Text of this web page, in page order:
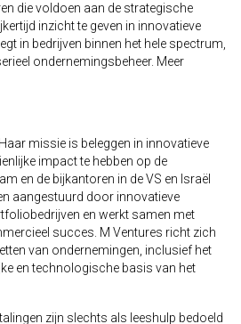
die voldoen aan de strategische
inzicht te geven in innovatieve
in bedrijven binnen het hele spectrum,
ondernemingsbeheer. Meer
missie is beleggen in innovatieve
impact te hebben op de
en de bijkantoren in de VS en Israël
aangestuurd door innovatieve
en werkt samen met
succes. M Ventures richt zich
van ondernemingen, inclusief het
en technologische basis van het
zijn slechts als leeshulp bedoeld